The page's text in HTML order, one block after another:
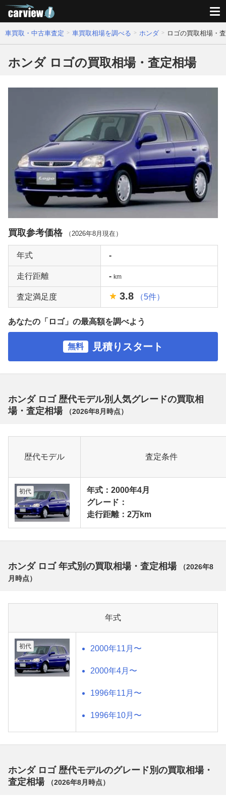
車買取・中古車査定 車買取相場を調べる ホンダ ロゴの買取相場・
ホンダ ロゴの買取相場・査定相場
買取参考価格 （2026年8月 現在）
年式 -
走行距離 - km
査定満足度 3.8 （5件）
あなたの「ロゴ」の最高額を調べよう
無料 見積りスタート
ホンダ ロゴ 歴代モデル別人気グレードの買取相
場・査定相場
（2026年8月 時点）
歴代モデル 査定条件
初代
年式：2000年4月
グレード：
走行距離：2万km
ホンダ ロゴ 年式別の買取相場・査定相場 （2026年8
月 時点）
年式
初代 2000年11月〜
2000年4月〜
1996年11月〜
1996年10月〜
ホンダ ロゴ 歴代モデルのグレード別の買取相場・
査定相場
（2026年8月 時点）